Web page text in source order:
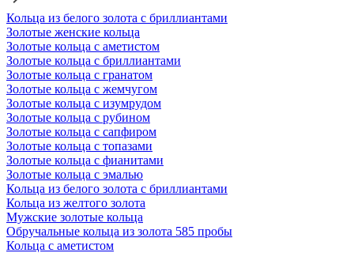
Кольца из белого золота с бриллиантами
Золотые женские кольца
Золотые кольца с аметистом
Золотые кольца с бриллиантами
Золотые кольца с гранатом
Золотые кольца с жемчугом
Золотые кольца с изумрудом
Золотые кольца с рубином
Золотые кольца с сапфиром
Золотые кольца с топазами
Золотые кольца с фианитами
Золотые кольца с эмалью
Кольца из белого золота с бриллиантами
Кольца из желтого золота
Мужские золотые кольца
Обручальные кольца из золота 585 пробы
Кольца с аметистом